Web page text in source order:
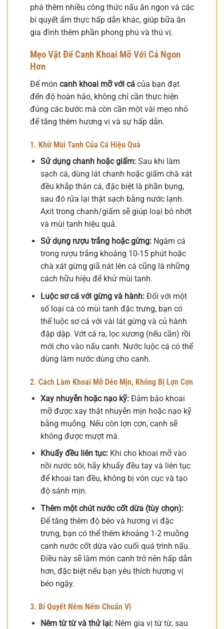
phá thêm nhiều công thức nấu ăn ngon và các
bí quyết ẩm thực hấp dẫn khác, giúp bữa ăn
gia đình thêm phần phong phú và thú vị.
Mẹo Vặt Để Canh Khoai Mỡ Với Cá Ngon
Hơn
Để món canh khoai mỡ với cá của bạn đạt
đến độ hoàn hảo, không chỉ cần thực hiện
đúng các bước mà còn cần một vài mẹo nhỏ
để tăng thêm hương vị và sự hấp dẫn.
1. Khử Mùi Tanh Của Cá Hiệu Quả
Sử dụng chanh hoặc giấm:Sau khi làm
sạch cá, dùng lát chanh hoặc giấm chà xát
đều khắp thân cá, đặc biệt là phần bụng,
sau đó rửa lại thật sạch bằng nước lạnh.
Axit trong chanh/giấm sẽ giúp loại bỏ nhớt
và mùi tanh hiệu quả.
Sử dụng rượu trắng hoặc gừng:Ngâm cá
trong rượu trắng khoảng 10-15 phút hoặc
chà xát gừng giã nát lên cá cũng là những
cách hữu hiệu để khử mùi tanh.
Luộc sơ cá với gừng và hành:Đối với một
số loại cá có mùi tanh đặc trưng, bạn có
thể luộc sơ cá với vài lát gừng và củ hành
đập dập. Vớt cá ra, lọc xương (nếu cần) rồi
mới cho vào nấu canh. Nước luộc cá có thể
dùng làm nước dùng cho canh.
2. Cách Làm Khoai Mỡ Dẻo Mịn, Không Bị Lợn Cợn
Xay nhuyễn hoặc nạo kỹ:Đảm bảo khoai
mỡ được xay thật nhuyễn mịn hoặc nạo kỹ
bằng muỗng. Nếu còn lợn cợn, canh sẽ
không được mượt mà.
Khuấy đều liên tục:Khi cho khoai mỡ vào
nồi nước sôi, hãy khuấy đều tay và liên tục
để khoai tan đều, không bị vón cục và tạo
độ sánh mịn.
Thêm một chút nước cốt dừa (tùy chọn):
Để tăng thêm độ béo và hương vị đặc
trưng, bạn có thể thêm khoảng 1-2 muỗng
canh nước cốt dừa vào cuối quá trình nấu.
Điều này sẽ làm món canh trở nên hấp dẫn
hơn, đặc biệt nếu bạn yêu thích hương vị
béo ngậy.
3. Bí Quyết Nêm Nếm Chuẩn Vị
Nêm từ từ và thử lại:Nêm gia vị từ từ, sau